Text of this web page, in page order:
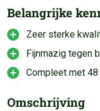
Belangrijke
Zeer sterke
Fijnmazig tegen
Compleet met
Omschrijving